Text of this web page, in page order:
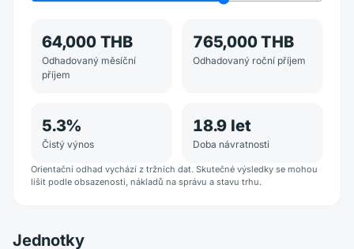
64,000 THB
Odhadovaný měsíční
příjem
765,000 THB
Odhadovaný roční příjem
5.3%
Čistý výnos
18.9 let
Doba návratnosti
Orientační odhad vychází z tržních dat. Skutečné výsledky se mohou
lišit podle obsazenosti, nákladů na správu a stavu trhu.
Jednotky